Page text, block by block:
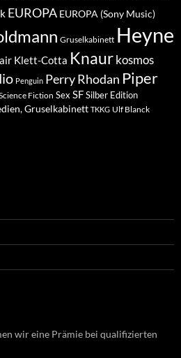
EUROPA EUROPA (Sony Music)
Gruselkabinett Heyne
Klett-Cotta Knaur kosmos
Penguin Perry Rhodan Piper
Fiction Sex SFSilber Edition
Gruselkabinett TKKG Ulf Blanck
wir eine Prämie bei qualifizierten